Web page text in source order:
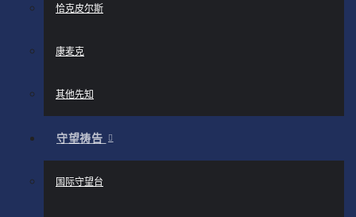
恰克皮尔斯
康麦克
其他先知
守望祷告
国际守望台